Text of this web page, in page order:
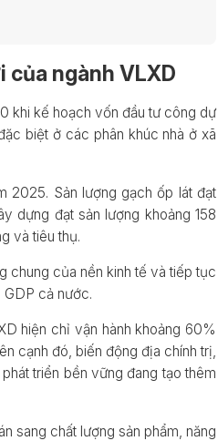
ngành VLXD
khi kế hoạch vốn đầu tư công dự
biệt ở các phân khúc nhà ở xã
2025. Sản lượng gạch ốp lát đạt
dựng đạt sản lượng khoảng 158
và tiêu thụ.
chung của nền kinh tế và tiếp tục
cả nước.
hiện chỉ vận hành khoảng 60%
cạnh đó, biến động địa chính trị,
triển bền vững đang tạo thêm
sang chất lượng sản phẩm, năng